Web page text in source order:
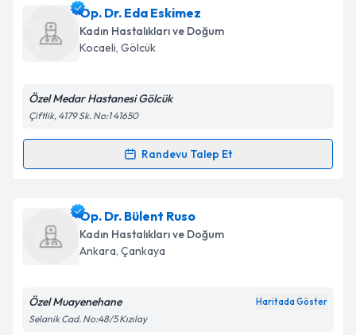
Takvim Talebini Gönder
Op. Dr. Eda Eskimez
Kadın Hastalıkları ve Doğum
Kocaeli, Gölcük
Özel Medar Hastanesi Gölcük
Çiftlik, 4179 Sk. No:1 41650
Randevu Talep Et
Randevu Takvimi Talebi
Op. Dr. Eda Eskimez için randevu takvimi talebi
oluşturun. Size bu uzmandan randevu almanız için bir
takvim hazırlandığında e-posta ile bilgilendireceğiz.
Op. Dr. Bülent Ruso
Kadın Hastalıkları ve Doğum
Ankara, Çankaya
Özel Muayenehane Haritada Göster
Selanik Cad. No:48/5 Kızılay